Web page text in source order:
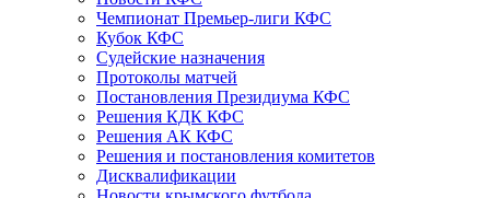
Чемпионат Премьер-лиги КФС
Кубок КФС
Судейские назначения
Протоколы матчей
Постановления Президиума КФС
Решения КДК КФС
Решения АК КФС
Решения и постановления комитетов
Дисквалификации